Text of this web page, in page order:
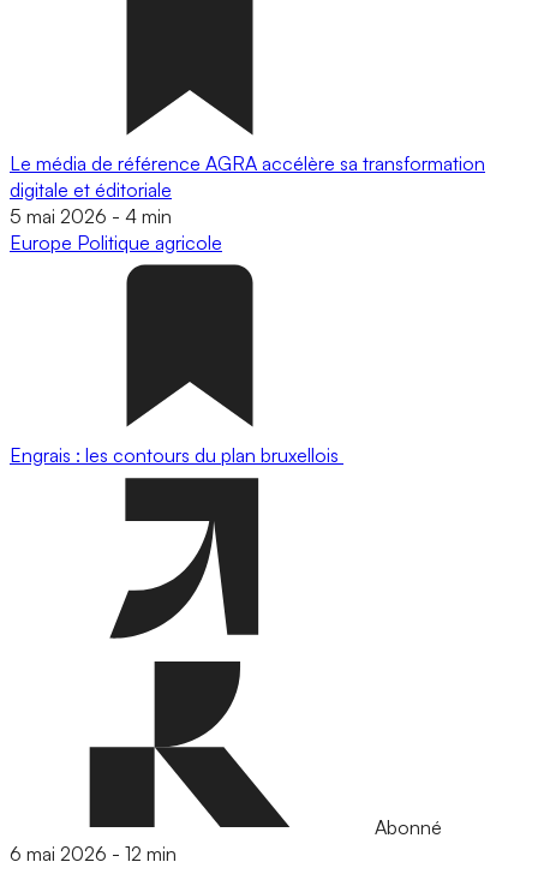
Le média de référence AGRA accélère sa transformation
digitale et éditoriale
5 mai 2026 - 4 min
Europe Politique agricole
Engrais : les contours du plan bruxellois
Abonné
6 mai 2026 - 12 min